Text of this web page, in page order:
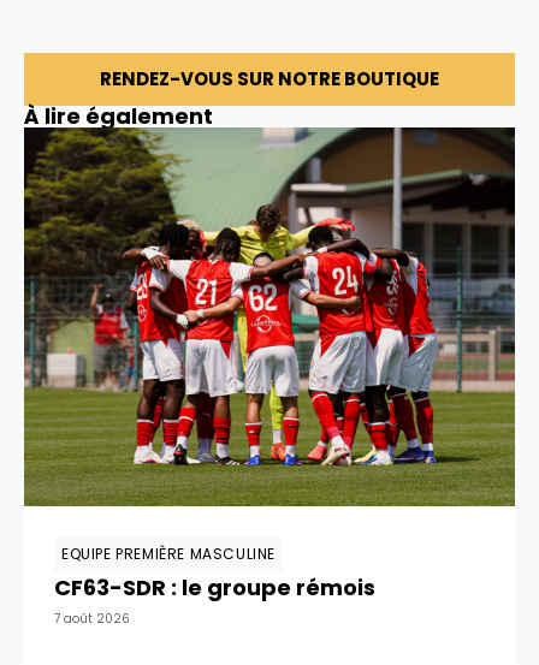
RENDEZ-VOUS SUR NOTRE BOUTIQUE
À lire également
EQUIPE PREMIÈRE MASCULINE
CF63-SDR : le groupe rémois
7 août 2026